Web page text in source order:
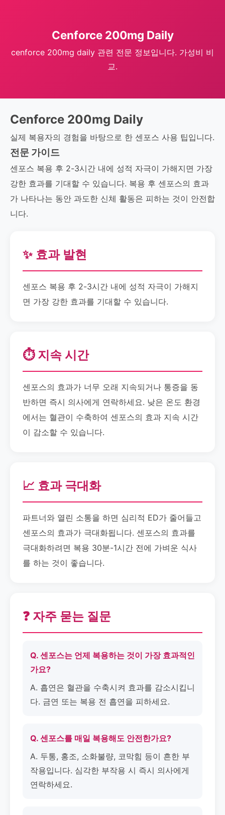
Cenforce 200mg Daily
cenforce 200mg daily 관련 전문 정보입니다. 가성비 비
교.
Cenforce 200mg Daily
실제 복용자의 경험을 바탕으로 한 센포스 사용 팁입니다.
전문 가이드
센포스 복용 후 2-3시간 내에 성적 자극이 가해지면 가장
강한 효과를 기대할 수 있습니다. 복용 후 센포스의 효과
가 나타나는 동안 과도한 신체 활동은 피하는 것이 안전합
니다.
✨ 효과 발현
센포스 복용 후 2-3시간 내에 성적 자극이 가해지
면 가장 강한 효과를 기대할 수 있습니다.
⏱️ 지속 시간
센포스의 효과가 너무 오래 지속되거나 통증을 동
반하면 즉시 의사에게 연락하세요. 낮은 온도 환경
에서는 혈관이 수축하여 센포스의 효과 지속 시간
이 감소할 수 있습니다.
📈 효과 극대화
파트너와 열린 소통을 하면 심리적 ED가 줄어들고
센포스의 효과가 극대화됩니다. 센포스의 효과를
극대화하려면 복용 30분-1시간 전에 가벼운 식사
를 하는 것이 좋습니다.
❓ 자주 묻는 질문
Q. 센포스는 언제 복용하는 것이 가장 효과적인
가요?
A. 흡연은 혈관을 수축시켜 효과를 감소시킵니
다. 금연 또는 복용 전 흡연을 피하세요.
Q. 센포스를 매일 복용해도 안전한가요?
A. 두통, 홍조, 소화불량, 코막힘 등이 흔한 부
작용입니다. 심각한 부작용 시 즉시 의사에게
연락하세요.